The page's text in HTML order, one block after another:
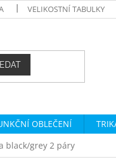
VELIKOSTNÍ TABULKY
OBLEČENÍ
black/grey 2 páry